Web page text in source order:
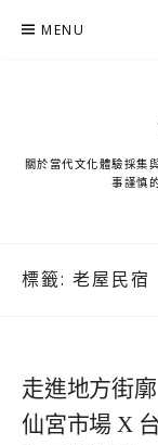
MENU
關於當代文化體驗採集
事謹慎
標籤: 老屋民宿
走進地方街
仙宮市場 X